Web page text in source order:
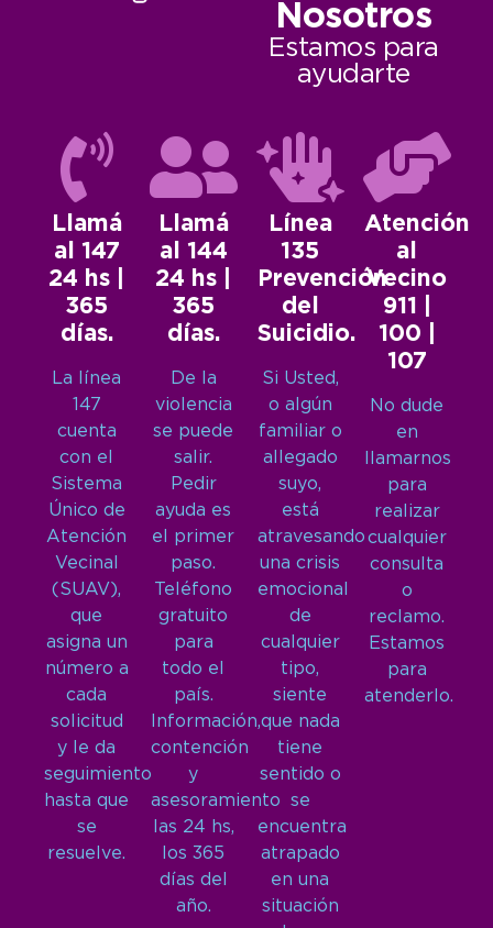
Nosotros
Estamos para
ayudarte
Llamá
al 147
24 hs |
365
días.
La línea
147
cuenta
con el
Sistema
Único de
Atención
Vecinal
(SUAV),
que
asigna un
número a
cada
solicitud
y le da
seguimiento
hasta que
se
resuelve.
Llamá
al 144
24 hs |
365
días.
De la
violencia
se puede
salir.
Pedir
ayuda es
el primer
paso.
Teléfono
gratuito
para
todo el
país.
Información,
contención
y
asesoramiento
las 24 hs,
los 365
días del
año.
Línea
135
Prevención
del
Suicidio.
Si Usted,
o algún
familiar o
allegado
suyo,
está
atravesando
una crisis
emocional
de
cualquier
tipo,
siente
que nada
tiene
sentido o
se
encuentra
atrapado
en una
situación
Atención
al
Vecino
911 |
100 |
107
No dude
en
llamarnos
para
realizar
cualquier
consulta
o
reclamo.
Estamos
para
atenderlo.